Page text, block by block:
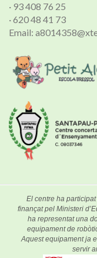
· 93 408 76 25
· 620 48 41 73
Email:
El centre ha
finançat pel Ministeri
ha representat una
equipament de
Aquest equipament ja
servir